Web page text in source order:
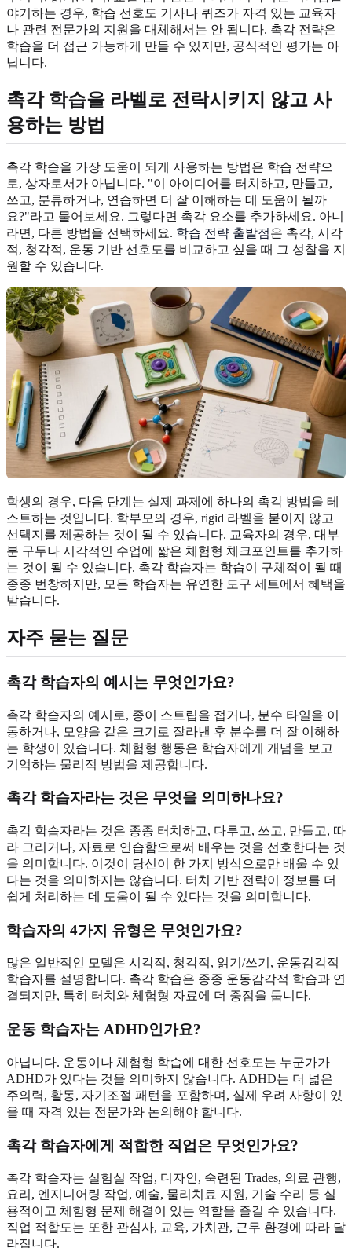
야기하는 경우, 학습 선호도 기사나 퀴즈가 자격 있는 교육자
나 관련 전문가의 지원을 대체해서는 안 됩니다. 촉각 전략은
학습을 더 접근 가능하게 만들 수 있지만, 공식적인 평가는 아
닙니다.
촉각 학습을 라벨로 전락시키지 않고 사
용하는 방법
촉각 학습을 가장 도움이 되게 사용하는 방법은 학습 전략으
로, 상자로서가 아닙니다. "이 아이디어를 터치하고, 만들고,
쓰고, 분류하거나, 연습하면 더 잘 이해하는 데 도움이 될까
요?"라고 물어보세요. 그렇다면 촉각 요소를 추가하세요. 아니
라면, 다른 방법을 선택하세요. 학습 전략 출발점은 촉각, 시각
적, 청각적, 운동 기반 선호도를 비교하고 싶을 때 그 성찰을 지
원할 수 있습니다.
학생의 경우, 다음 단계는 실제 과제에 하나의 촉각 방법을 테
스트하는 것입니다. 학부모의 경우, rigid 라벨을 붙이지 않고
선택지를 제공하는 것이 될 수 있습니다. 교육자의 경우, 대부
분 구두나 시각적인 수업에 짧은 체험형 체크포인트를 추가하
는 것이 될 수 있습니다. 촉각 학습자는 학습이 구체적이 될 때
종종 번창하지만, 모든 학습자는 유연한 도구 세트에서 혜택을
받습니다.
자주 묻는 질문
촉각 학습자의 예시는 무엇인가요?
촉각 학습자의 예시로, 종이 스트립을 접거나, 분수 타일을 이
동하거나, 모양을 같은 크기로 잘라낸 후 분수를 더 잘 이해하
는 학생이 있습니다. 체험형 행동은 학습자에게 개념을 보고
기억하는 물리적 방법을 제공합니다.
촉각 학습자라는 것은 무엇을 의미하나요?
촉각 학습자라는 것은 종종 터치하고, 다루고, 쓰고, 만들고, 따
라 그리거나, 자료로 연습함으로써 배우는 것을 선호한다는 것
을 의미합니다. 이것이 당신이 한 가지 방식으로만 배울 수 있
다는 것을 의미하지는 않습니다. 터치 기반 전략이 정보를 더
쉽게 처리하는 데 도움이 될 수 있다는 것을 의미합니다.
학습자의 4가지 유형은 무엇인가요?
많은 일반적인 모델은 시각적, 청각적, 읽기/쓰기, 운동감각적
학습자를 설명합니다. 촉각 학습은 종종 운동감각적 학습과 연
결되지만, 특히 터치와 체험형 자료에 더 중점을 둡니다.
운동 학습자는 ADHD인가요?
아닙니다. 운동이나 체험형 학습에 대한 선호도는 누군가가
ADHD가 있다는 것을 의미하지 않습니다. ADHD는 더 넓은
주의력, 활동, 자기조절 패턴을 포함하며, 실제 우려 사항이 있
을 때 자격 있는 전문가와 논의해야 합니다.
촉각 학습자에게 적합한 직업은 무엇인가요?
촉각 학습자는 실험실 작업, 디자인, 숙련된 Trades, 의료 관행,
요리, 엔지니어링 작업, 예술, 물리치료 지원, 기술 수리 등 실
용적이고 체험형 문제 해결이 있는 역할을 즐길 수 있습니다.
직업 적합도는 또한 관심사, 교육, 가치관, 근무 환경에 따라 달
라집니다.